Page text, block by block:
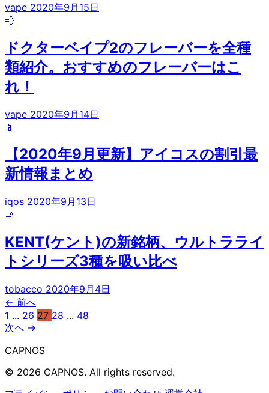
vape 2020年9月15日
💨
ドクターベイプ2のフレーバーを全種
類紹介。おすすめのフレーバーはこ
れ！
vape 2020年9月14日
📱
【2020年9月更新】アイコスの割引最
新情報まとめ
iqos 2020年9月13日
🚬
KENT(ケント)の新銘柄、ウルトラライ
トシリーズ3種を吸い比べ
tobacco 2020年9月4日
← 前へ
1 ... 26 27 28 ... 48
次へ →
CAPNOS
© 2026 CAPNOS. All rights reserved.